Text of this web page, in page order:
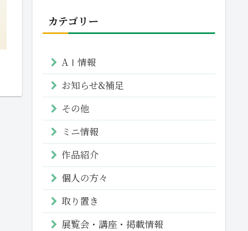
カテゴリー
AⅠ情報
お知らせ&補足
その他
ミニ情報
作品紹介
個人の方々
取り置き
展覧会・講座・掲載情報